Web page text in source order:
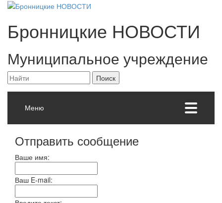
Бронницкие НОВОСТИ
Муниципальное учреждение
Меню
Отправить сообщение
Ваше имя:
Ваш E-mail: